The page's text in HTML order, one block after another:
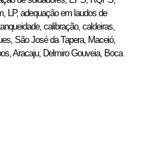
LP, adequação em laudos de
calibração, caldeiras,
São José da Tapera, Maceió,
Aracaju, Delmiro Gouveia, Boca